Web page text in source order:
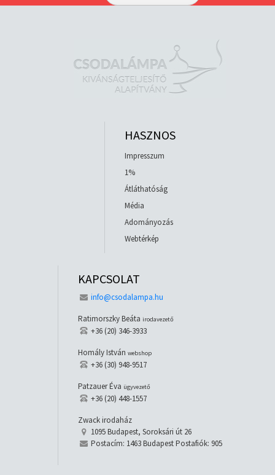
HASZNOS
Impresszum
1%
Átláthatóság
Média
Adományozás
Webtérkép
KAPCSOLAT
info@csodalampa.hu
Ratimorszky Beáta irodavezető
+36 (20) 346-3933
Homály István webshop
+36 (30) 948-9517
Patzauer Éva ügyvezető
+36 (20) 448-1557
Zwack irodaház
1095 Budapest, Soroksári út 26
Postacím: 1463 Budapest Postafiók: 905